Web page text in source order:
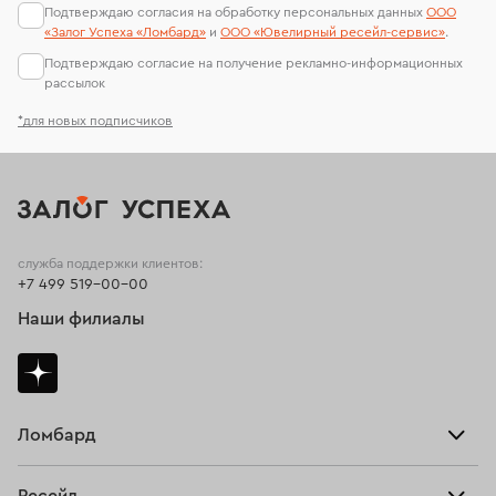
*для новых подписчиков
Подтверждаю согласия на обработку персональных данных ООО
«Залог Успеха «Ломбард» и ООО «Ювелирный ресейл-сервиc».
Подтверждаю согласие на получение рекламно-информационных
рассылок
Ломбард
служба поддержки клиентов:
+7 499 519-00-00
Наши филиалы